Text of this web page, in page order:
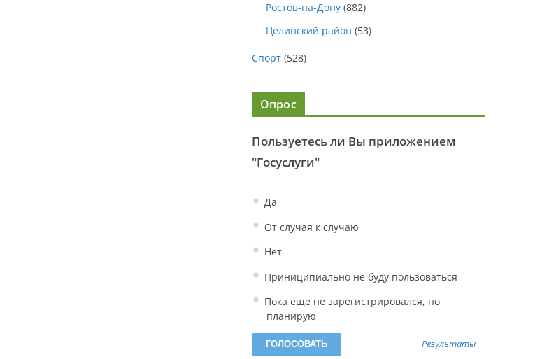
Ростов-на-Дону (882)
Целинский район (53)
Спорт (528)
Опрос
Пользуетесь ли Вы приложением
"Госуслуги"
Да
От случая к случаю
Нет
Приниципиально не буду пользоваться
Пока еще не зарегистрировался, но
планирую
Результаты